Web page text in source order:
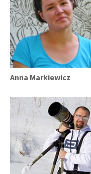
Anna Markiewicz